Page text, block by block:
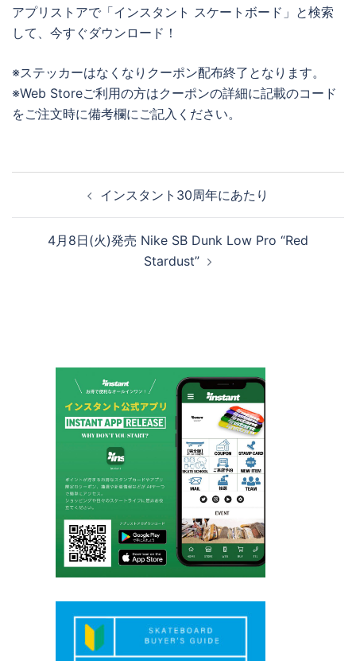
アプリストアで「インスタント スケートボード」と検索
して、今すぐダウンロード！
※ステッカーはなくなりクーポン配布終了となります。
※Web Storeご利用の方はクーポンの詳細に記載のコード
をご注文時に備考欄にご記入ください。
インスタント30周年にあたり
4月8日(火)発売 Nike SB Dunk Low Pro “Red
Stardust”